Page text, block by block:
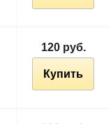
120 руб.
Купить